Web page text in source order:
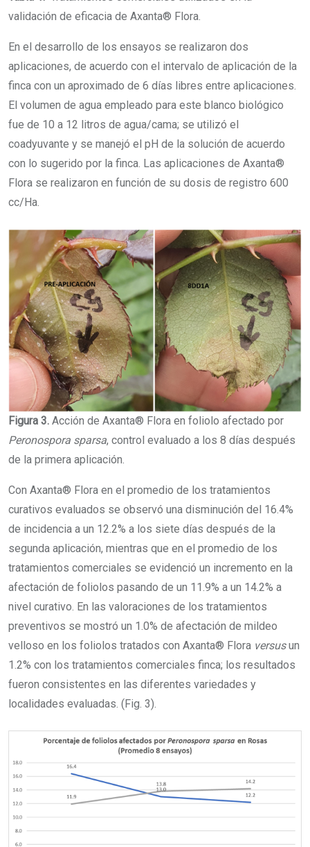
validación de eficacia de Axanta® Flora.
En el desarrollo de los ensayos se realizaron dos
aplicaciones, de acuerdo con el intervalo de aplicación de la
finca con un aproximado de 6 días libres entre aplicaciones.
El volumen de agua empleado para este blanco biológico
fue de 10 a 12 litros de agua/cama; se utilizó el
coadyuvante y se manejó el pH de la solución de acuerdo
con lo sugerido por la finca. Las aplicaciones de Axanta®
Flora se realizaron en función de su dosis de registro 600
cc/Ha.
Figura 3. Acción de Axanta® Flora en foliolo afectado por
Peronospora sparsa, control evaluado a los 8 días después
de la primera aplicación.
Con Axanta® Flora en el promedio de los tratamientos
curativos evaluados se observó una disminución del 16.4%
de incidencia a un 12.2% a los siete días después de la
segunda aplicación, mientras que en el promedio de los
tratamientos comerciales se evidenció un incremento en la
afectación de foliolos pasando de un 11.9% a un 14.2% a
nivel curativo. En las valoraciones de los tratamientos
preventivos se mostró un 1.0% de afectación de mildeo
velloso en los foliolos tratados con Axanta® Flora versusun
1.2% con los tratamientos comerciales finca; los resultados
fueron consistentes en las diferentes variedades y
localidades evaluadas. (Fig. 3).